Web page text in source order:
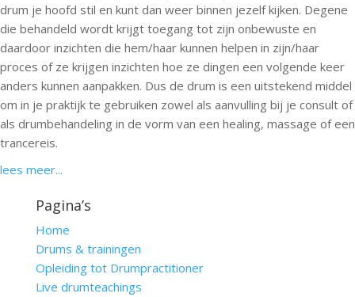
drum je hoofd stil en kunt dan weer binnen jezelf kijken. Degene
die behandeld wordt krijgt toegang tot zijn onbewuste en
daardoor inzichten die hem/haar kunnen helpen in zijn/haar
proces of ze krijgen inzichten hoe ze dingen een volgende keer
anders kunnen aanpakken. Dus de drum is een uitstekend middel
om in je praktijk te gebruiken zowel als aanvulling bij je consult of
als drumbehandeling in de vorm van een healing, massage of een
trancereis.
lees meer...
Pagina’s
Home
Drums & trainingen
Opleiding tot Drumpractitioner
Live drumteachings